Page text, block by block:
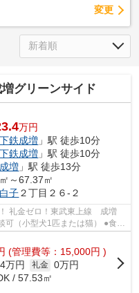
変更
グリーンサイド
万円
鉄成増 」駅 徒歩10分
鉄成増 」駅 徒歩10分
成増 」駅 徒歩13分
～67.37㎡
白子２丁目２６-２
礼金ゼロ！東武東上線 成増
可（小型犬1匹または猫） ●食器
(管理費等：15,000円 )
万円 礼金 0万円
/ 57.53㎡